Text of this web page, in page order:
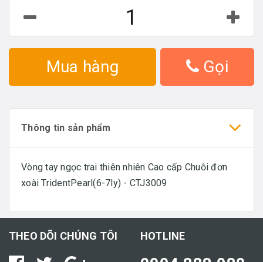
Mua hàng Gọi
Thông tin sản phẩm
Vòng tay ngọc trai thiên nhiên Cao cấp Chuỗi đơn
xoài TridentPearl(6-7ly) - CTJ3009
THEO DÕI CHÚNG TÔI HOTLINE